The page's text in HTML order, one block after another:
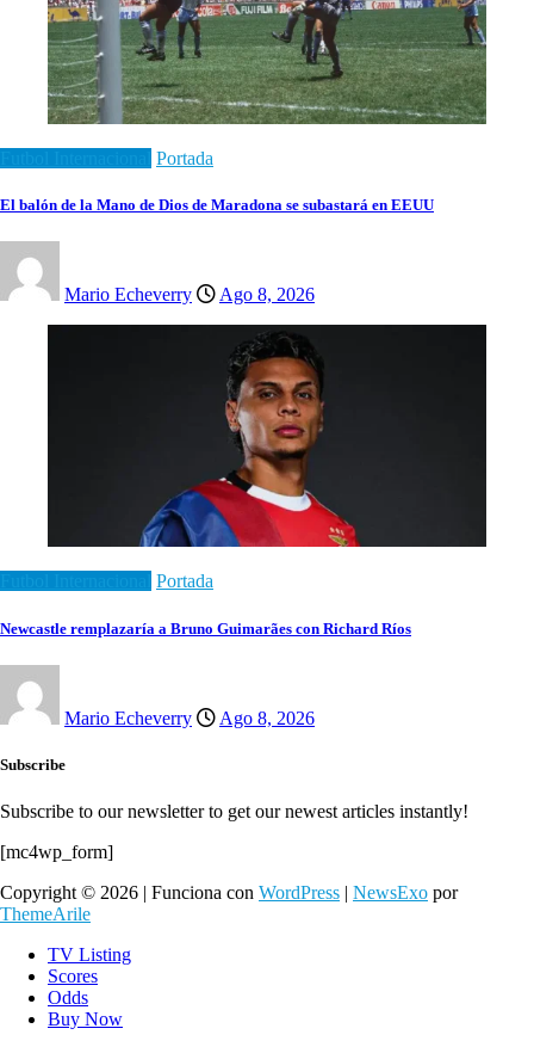
Portada
El balón de la Mano de Dios de Maradona se subastará en EEUU
Mario Echeverry Ago 8, 2026
Portada
Newcastle remplazaría a Bruno Guimarães con Richard Ríos
Mario Echeverry Ago 8, 2026
Subscribe
Subscribe to our newsletter to get our newest articles instantly!
[mc4wp_form]
Copyright © 2026 | Funciona con WordPress | NewsExo por
ThemeArile
TV Listing
Scores
Odds
Buy Now